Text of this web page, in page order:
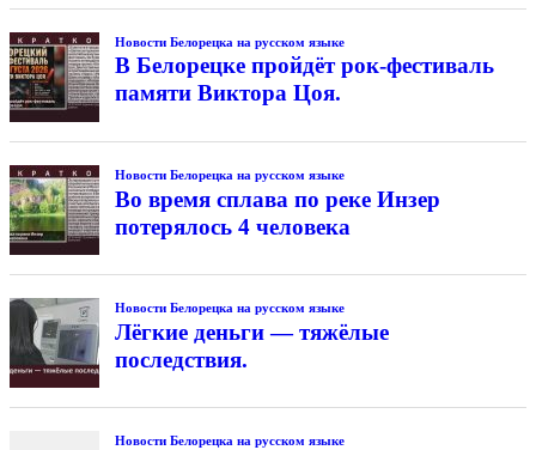
Новости Белорецка на русском языке
В Белорецке пройдёт рок-фестиваль
памяти Виктора Цоя.
Новости Белорецка на русском языке
Во время сплава по реке Инзер
потерялось 4 человека
Новости Белорецка на русском языке
Лёгкие деньги — тяжёлые
последствия.
Новости Белорецка на русском языке